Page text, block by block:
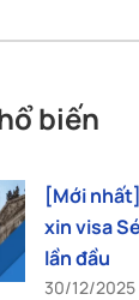
biến
[Mới
xin visa
lần đầu
30/12/2025